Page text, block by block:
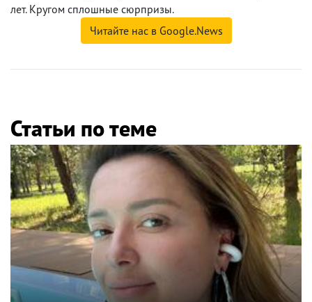
лет. Кругом сплошные сюрпризы.
Читайте нас в Google.News
Статьи по теме